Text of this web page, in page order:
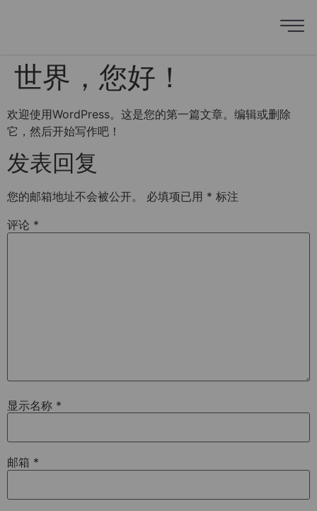
世界，您好！
欢迎使用WordPress。这是您的第一篇文章。编辑或删除
它，然后开始写作吧！
发表回复
您的邮箱地址不会被公开。 必填项已用 * 标注
评论 *
显示名称 *
邮箱 *